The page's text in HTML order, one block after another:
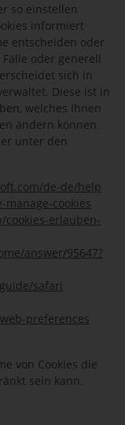
so einstellen
informiert
entscheiden oder
oder generell
sich in
Diese ist in
welches Ihnen
ändern können.
unter den
/de-de/help
cookies
/cookies-erlauben-
/answer/95647?
/safari
preferences
von Cookies die
sein kann.